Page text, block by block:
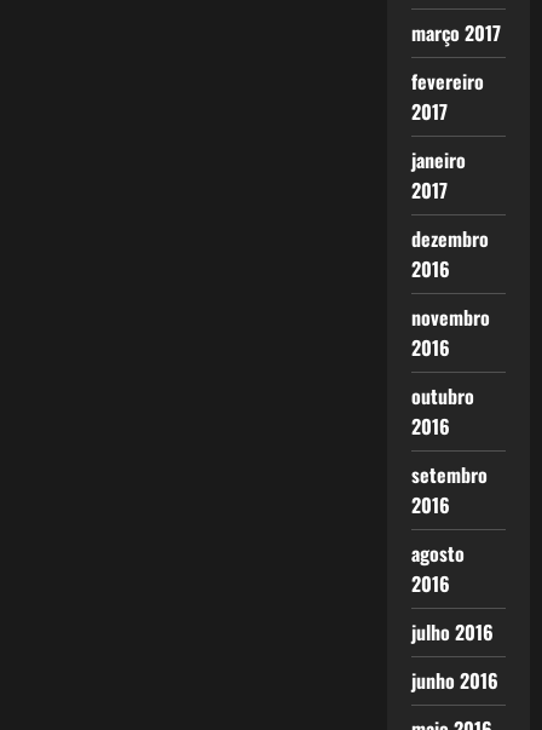
março 2017
fevereiro
2017
janeiro
2017
dezembro
2016
novembro
2016
outubro
2016
setembro
2016
agosto
2016
julho 2016
junho 2016